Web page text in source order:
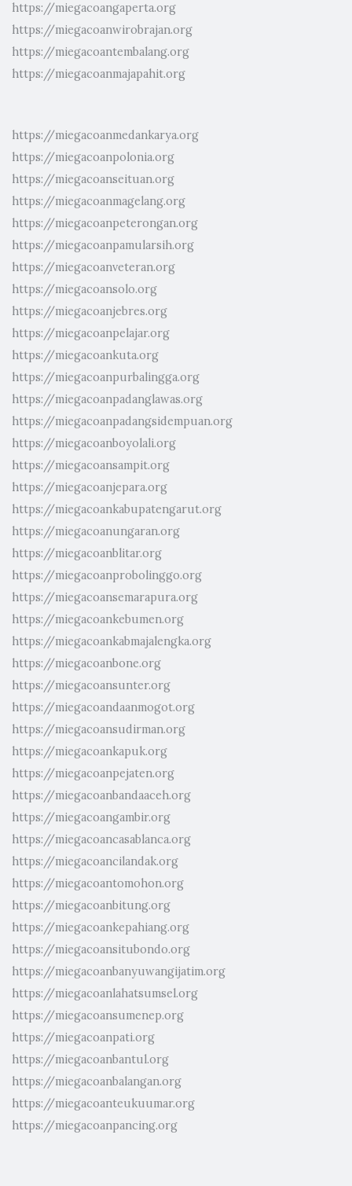
https://miegacoangaperta.org
https://miegacoanwirobrajan.org
https://miegacoantembalang.org
https://miegacoanmajapahit.org
https://miegacoanmedankarya.org
https://miegacoanpolonia.org
https://miegacoanseituan.org
https://miegacoanmagelang.org
https://miegacoanpeterongan.org
https://miegacoanpamularsih.org
https://miegacoanveteran.org
https://miegacoansolo.org
https://miegacoanjebres.org
https://miegacoanpelajar.org
https://miegacoankuta.org
https://miegacoanpurbalingga.org
https://miegacoanpadanglawas.org
https://miegacoanpadangsidempuan.org
https://miegacoanboyolali.org
https://miegacoansampit.org
https://miegacoanjepara.org
https://miegacoankabupatengarut.org
https://miegacoanungaran.org
https://miegacoanblitar.org
https://miegacoanprobolinggo.org
https://miegacoansemarapura.org
https://miegacoankebumen.org
https://miegacoankabmajalengka.org
https://miegacoanbone.org
https://miegacoansunter.org
https://miegacoandaanmogot.org
https://miegacoansudirman.org
https://miegacoankapuk.org
https://miegacoanpejaten.org
https://miegacoanbandaaceh.org
https://miegacoangambir.org
https://miegacoancasablanca.org
https://miegacoancilandak.org
https://miegacoantomohon.org
https://miegacoanbitung.org
https://miegacoankepahiang.org
https://miegacoansitubondo.org
https://miegacoanbanyuwangijatim.org
https://miegacoanlahatsumsel.org
https://miegacoansumenep.org
https://miegacoanpati.org
https://miegacoanbantul.org
https://miegacoanbalangan.org
https://miegacoanteukuumar.org
https://miegacoanpancing.org